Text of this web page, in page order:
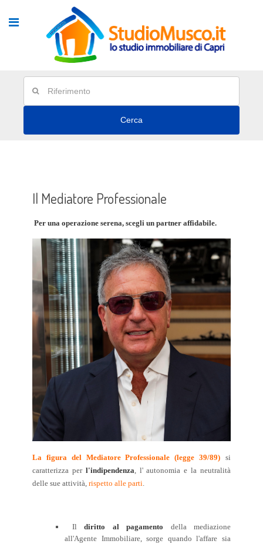
Cerca
Il Mediatore Professionale
Per una operazione serena, scegli un partner affidabile.
La figura del Mediatore Professionale (legge 39/89)
si
caratterizza per l'indipendenza, l' autonomia e la neutralità
delle sue attività, rispetto alle parti.
Il diritto al pagamento della mediazione
all'Agente Immobiliare, sorge quando l'affare sia